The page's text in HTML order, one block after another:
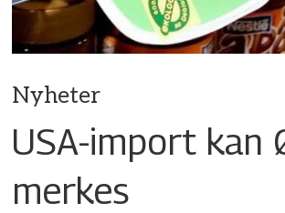
Nyheter
USA-import kan
merkes